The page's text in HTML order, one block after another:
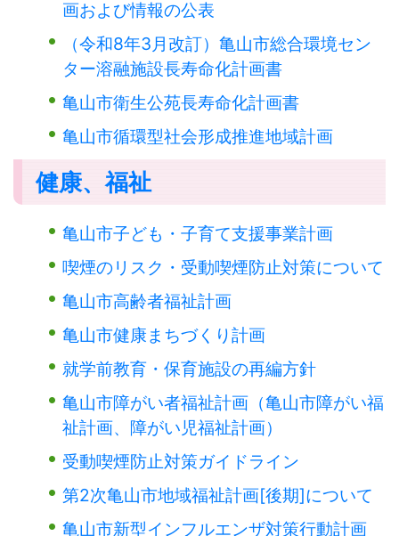
画および情報の公表
（令和8年3月改訂）亀山市総合環境セン
ター溶融施設長寿命化計画書
亀山市衛生公苑長寿命化計画書
亀山市循環型社会形成推進地域計画
健康、福祉
亀山市子ども・子育て支援事業計画
喫煙のリスク・受動喫煙防止対策について
亀山市高齢者福祉計画
亀山市健康まちづくり計画
就学前教育・保育施設の再編方針
亀山市障がい者福祉計画（亀山市障がい福
祉計画、障がい児福祉計画）
受動喫煙防止対策ガイドライン
第2次亀山市地域福祉計画[後期]について
亀山市新型インフルエンザ対策行動計画